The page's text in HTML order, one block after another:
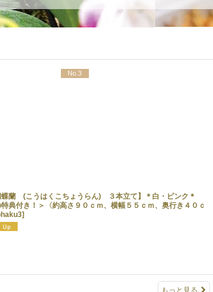
No.3
蝶蘭 (こうはくこちょうらん) ３本立て】＊白・ピンク＊
特典付き！＞〈約高さ９０ｃｍ、横幅５５ｃｍ、奥行き４０ｃ
]
もっと見る